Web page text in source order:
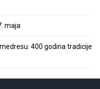
maja
400 godina tradicije